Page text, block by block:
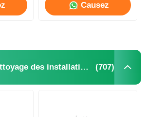
Causez
Camion de nettoyage des installations sanitaires (707)